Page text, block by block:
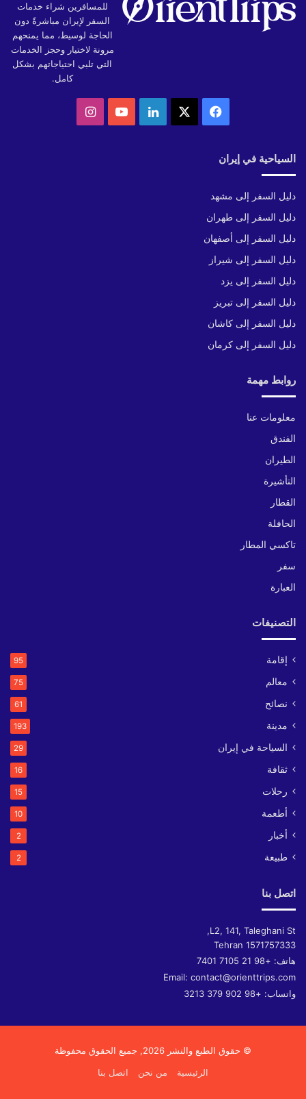
للمسافرين شراء خدمات
السفر لإيران مباشرةً دون
الحاجة لوسيط، مما يمنحهم
مرونة لاختيار وحجز الخدمات
التي تلبي احتياجاتهم بشكل
كامل.
فيسبوك لينكدإن‫YouTubeانستقرام
السياحية في إيران
دليل السفر إلى مشهد
دليل السفر إلى طهران
دليل السفر إلى أصفهان
دليل السفر إلى شيراز
دليل السفر إلى يزد
دليل السفر إلى تبريز
دليل السفر إلى كاشان
دليل السفر إلى كرمان
روابط مهمة
معلومات عنا
الفندق
الطيران
التأشيرة
القطار
الحافلة
تاكسي المطار
سفر
العبارة
التصنيفات
إقامة 95
معالم 75
نصائح 61
مدينة 193
السياحة في إيران 29
ثقافة 16
رحلات 15
أطعمة 10
أخبار 2
طبيعة 2
اتصل بنا
L2, 141, Taleghani St,
Tehran 1571757333
هاتف: +98 21 7105 7401
Email: contact@orienttrips.com
واتساب: +98 902 379 3213
© حقوق الطبع والنشر 2026, جميع الحقوق محفوظة
الرئيسية
من نحن اتصل بنا